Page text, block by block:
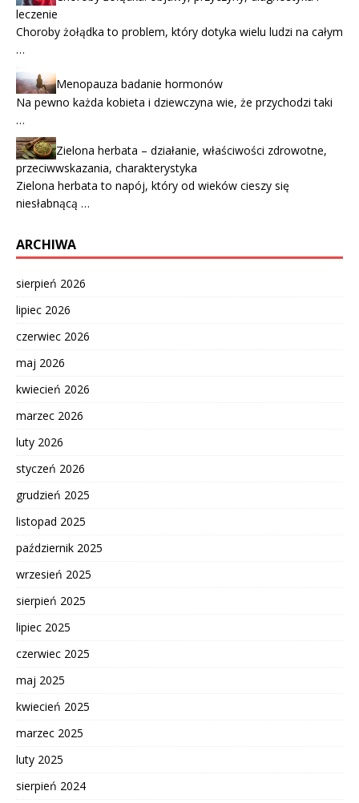
leczenie
Choroby żołądka to problem, który dotyka wielu ludzi na całym
…
Menopauza badanie hormonów
Na pewno każda kobieta i dziewczyna wie, że przychodzi taki
…
Zielona herbata – działanie, właściwości zdrowotne,
przeciwwskazania, charakterystyka
Zielona herbata to napój, który od wieków cieszy się
niesłabnącą …
ARCHIWA
sierpień 2026
lipiec 2026
czerwiec 2026
maj 2026
kwiecień 2026
marzec 2026
luty 2026
styczeń 2026
grudzień 2025
listopad 2025
październik 2025
wrzesień 2025
sierpień 2025
lipiec 2025
czerwiec 2025
maj 2025
kwiecień 2025
marzec 2025
luty 2025
sierpień 2024